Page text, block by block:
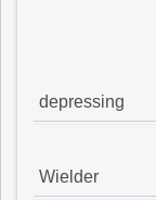
depressing
Wielder